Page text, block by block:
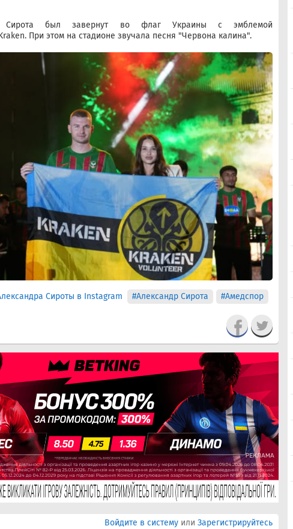
Сирота был завернут во флаг Украины с эмблемой
При этом на стадионе звучала песня "Червона калина".
Сироты в Instagram #Александр Сирота #Амедспор
Войдите в систему или Зарегистрируйтесь